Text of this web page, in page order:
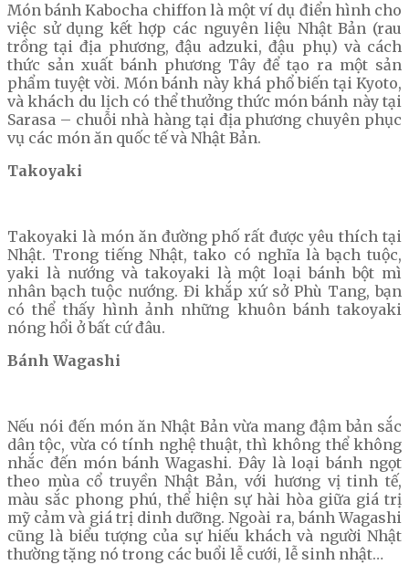
Món bánh Kabocha chiffon là một ví dụ điển hình cho
việc sử dụng kết hợp các nguyên liệu Nhật Bản (rau
trồng tại địa phương, đậu adzuki, đậu phụ) và cách
thức sản xuất bánh phương Tây để tạo ra một sản
phẩm tuyệt vời. Món bánh này khá phổ biến tại Kyoto,
và khách du lịch có thể thưởng thức món bánh này tại
Sarasa – chuỗi nhà hàng tại địa phương chuyên phục
vụ các món ăn quốc tế và Nhật Bản.
Takoyaki
Takoyaki là món ăn đường phố rất được yêu thích tại
Nhật. Trong tiếng Nhật, tako có nghĩa là bạch tuộc,
yaki là nướng và takoyaki là một loại bánh bột mì
nhân bạch tuộc nướng. Đi khắp xứ sở Phù Tang, bạn
có thể thấy hình ảnh những khuôn bánh takoyaki
nóng hổi ở bất cứ đâu.
Bánh Wagashi
Nếu nói đến món ăn Nhật Bản vừa mang đậm bản sắc
dân tộc, vừa có tính nghệ thuật, thì không thể không
nhắc đến món bánh Wagashi. Đây là loại bánh ngọt
theo mùa cổ truyền Nhật Bản, với hương vị tinh tế,
màu sắc phong phú, thể hiện sự hài hòa giữa giá trị
mỹ cảm và giá trị dinh dưỡng. Ngoài ra, bánh Wagashi
cũng là biểu tượng của sự hiếu khách và người Nhật
thường tặng nó trong các buổi lễ cưới, lễ sinh nhật…